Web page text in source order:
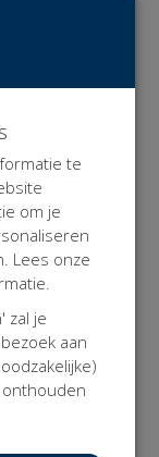
een
bespreken
en niet
te
om je
Lees onze
zal je
aan